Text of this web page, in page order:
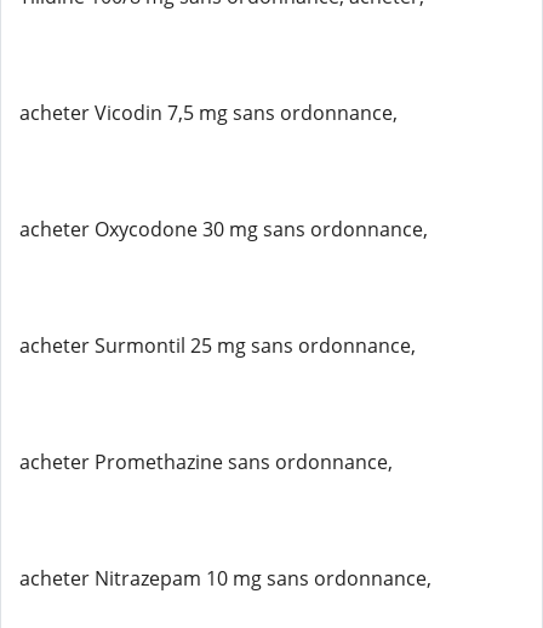
acheter Vicodin 7,5 mg sans ordonnance,
acheter Oxycodone 30 mg sans ordonnance,
acheter Surmontil 25 mg sans ordonnance,
acheter Promethazine sans ordonnance,
acheter Nitrazepam 10 mg sans ordonnance,